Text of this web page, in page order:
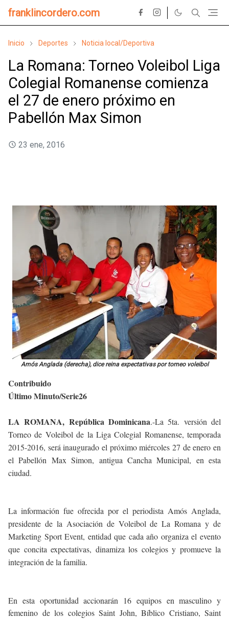
franklincordero.com
Inicio Deportes Noticia local/Deportiva
La Romana: Torneo Voleibol Liga
Colegial Romanense comienza
el 27 de enero próximo en
Pabellón Max Simon
23 ene, 2016
Amós Anglada (derecha), dice reina expectativas por torneo voleibol
Contribuido
Último Minuto/Serie26
LA ROMANA, República Dominicana.-La 5ta. versión del
Torneo de Voleibol de la Liga Colegial Romanense, temporada
2015-2016, será inaugurado el próximo miércoles 27 de enero en
el Pabellón Max Simon, antigua Cancha Municipal, en esta
ciudad.
La información fue ofrecida por el periodista Amós Anglada,
presidente de la Asociación de Voleibol de La Romana y de
Marketing Sport Event, entidad que cada año organiza el evento
que concita expectativas, dinamiza los colegios y promueve la
integración de la familia.
En esta oportunidad accionarán 16 equipos en masculino y
femenino de los colegios Saint John, Bíblico Cristiano, Saint